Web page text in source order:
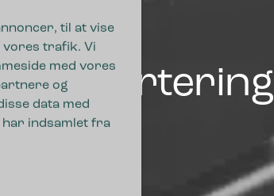
til at vise
vores trafik. Vi
med vores
og
data med
har indsamlet fra